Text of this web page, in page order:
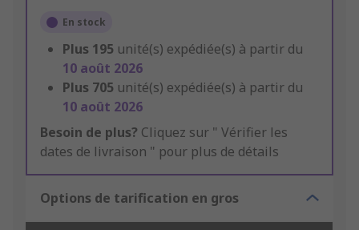
En stock
Plus 195 unité(s) expédiée(s) à partir du
10 août 2026
Plus 705 unité(s) expédiée(s) à partir du
10 août 2026
Besoin de plus? Cliquez sur " Vérifier les
dates de livraison " pour plus de détails
Options de tarification en gros